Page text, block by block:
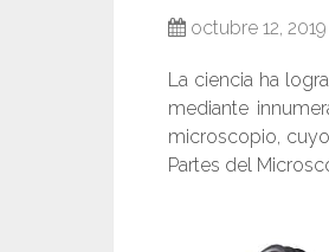
octubre 12, 2019
La ciencia ha
mediante
microscopio,
Partes del